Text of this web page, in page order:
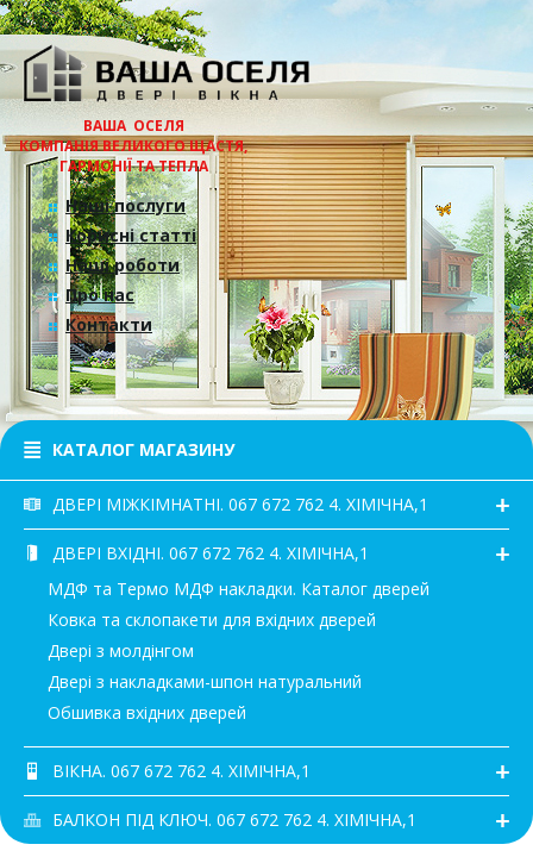
ВАША ОСЕЛЯ
КОМПАНІЯ ВЕЛИКОГО ЩАСТЯ,
ГАРМОНІЇ ТА ТЕПЛА
Наші послуги
Корисні статті
Наші роботи
Про нас
Контакти
КАТАЛОГ МАГАЗИНУ
ДВЕРІ МІЖКІМНАТНІ. 067 672 762 4. ХІМІЧНА,1
ДВЕРІ ВХІДНІ. 067 672 762 4. ХІМІЧНА,1
МДФ та Термо МДФ накладки. Каталог дверей
Ковка та склопакети для вхідних дверей
Двері з молдінгом
Двері з накладками-шпон натуральний
Обшивка вхідних дверей
ВІКНА. 067 672 762 4. ХІМІЧНА,1
БАЛКОН ПІД КЛЮЧ. 067 672 762 4. ХІМІЧНА,1